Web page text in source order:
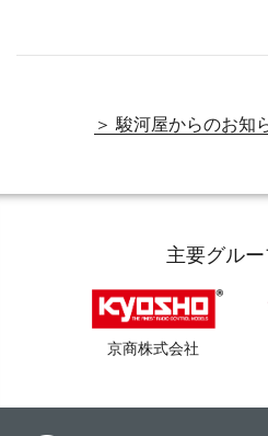
＞ 駿河屋からのお知
主要グル
京商株式会社